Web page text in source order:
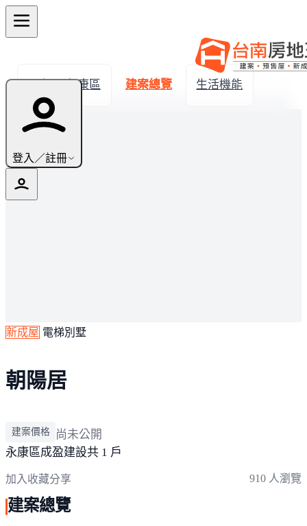
登入／註冊
← 返回永康區 建案總覽 生活機能
新成屋 電梯別墅
朝陽居
建案價格
尚未公開
永康區成盈建設共 1 戶
加入收藏分享 910 人瀏覽
建案總覽